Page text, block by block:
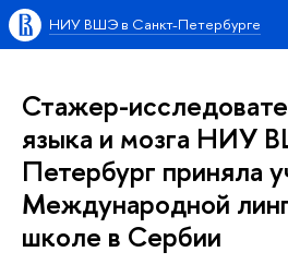
НИУ ВШЭ в Санкт-Петербурге
Стажер-
языка и мозга НИУ
Петербург приняла
Международной
школе в Сербии